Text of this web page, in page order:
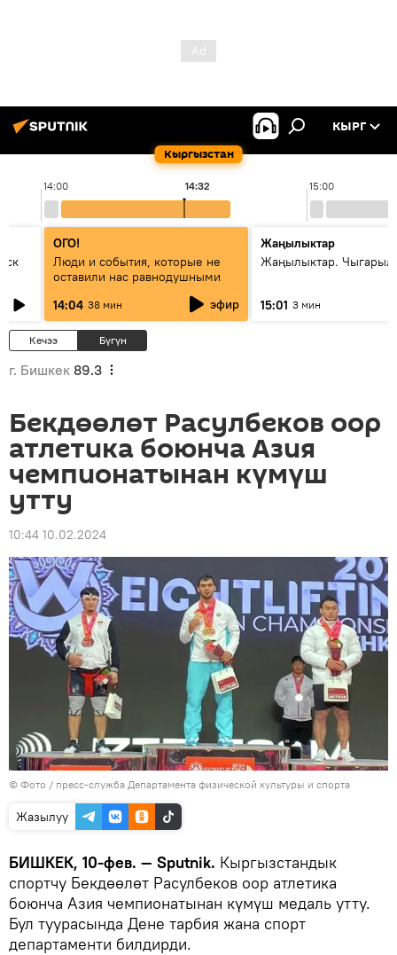
Кыргызстан
КЫРГ
14:00 15:00
14:32
ОГО!
Люди и события, которые не
оставили нас равнодушными
14:04 38 мин эфир
Жаңылыктар
Жаңылыктар.
15:01 3 мин
Кечээ Бүгүн
г. Бишкек 89.3
Бекдөөлөт Расулбеков оор
атлетика боюнча Азия
чемпионатынан күмүш
утту
10:44 10.02.2024
© Фото / пресс-служба Департамента физической культуры и спорта
Жазылуу
БИШКЕК, 10-фев. — Sputnik. Кыргызстандык
спортчу Бекдөөлөт Расулбеков оор атлетика
боюнча Азия чемпионатынан күмүш медаль утту.
Бул туурасында Дене тарбия жана спорт
департаменти билдирди.